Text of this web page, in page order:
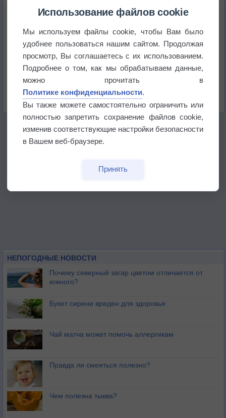
Погода в Краснодаре 6 августа
Погода в Санкт-Петербурге 6 августа
НЕПОГОДНЫЕ НОВОСТИ
Почему северный загар цветом отличается от
южного?
Букет сирени вреден для здоровья
Чай матча может помочь аллергикам
Правда ли смеяться полезно?
Чем полезна тыква?
Использование файлов cookie
Мы используем файлы cookie, чтобы Вам было
удобнее пользоваться нашим сайтом. Продолжая
просмотр, Вы соглашаетесь с их использованием.
Подробнее о том, как мы обрабатываем данные,
можно прочитать в
Политике конфиденциальности.
Вы также можете самостоятельно ограничить или
полностью запретить сохранение файлов cookie,
изменив соответствующие настройки безопасности
в Вашем веб-браузере.
Принять